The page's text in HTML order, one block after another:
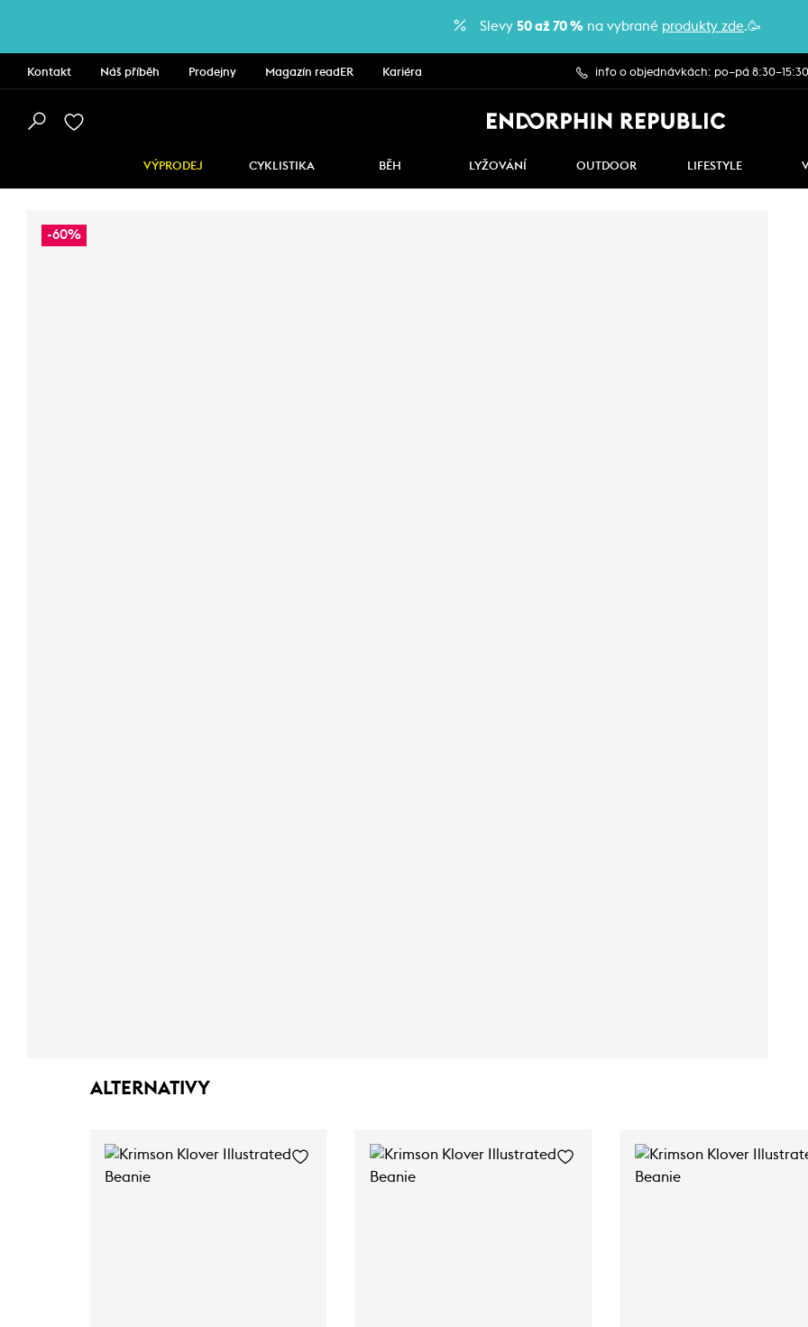
Slevy 50 až 70 % na vybrané produkty zde.🥳
Kontakt Náš příběh Prodejny Magazín readER Kariéra info o objednávkách: po–pá 8:30–15:30
VÝPRODEJ CYKLISTIKA BĚH LYŽOVÁNÍ OUTDOOR LIFESTYLE
-60%
ALTERNATIVY